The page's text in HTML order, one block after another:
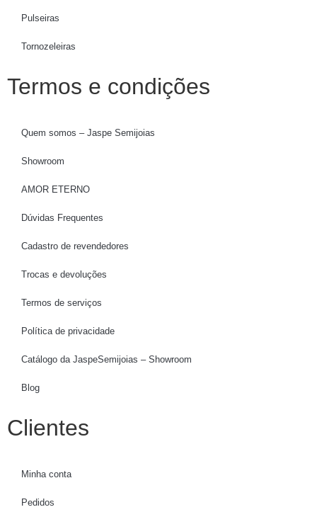
Pulseiras
Tornozeleiras
Termos e condições
Quem somos – Jaspe Semijoias
Showroom
AMOR ETERNO
Dúvidas Frequentes
Cadastro de revendedores
Trocas e devoluções
Termos de serviços
Política de privacidade
Catálogo da JaspeSemijoias – Showroom
Blog
Clientes
Minha conta
Pedidos